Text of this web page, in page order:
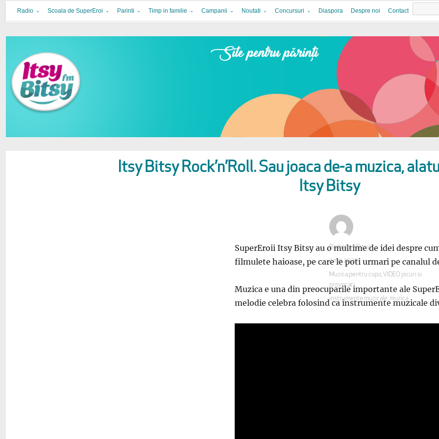
Itsy Bitsy
bucurie in familie
Radio Scoala de SuperEroi Parinti Timp in familie Campanii Noutati Concursuri Diaspora Despre noi Contact
Itsy Bitsy Rock’n’Roll. Sau joaca de-a muzica,
Itsy Bitsy
SuperEroii Itsy Bitsy au o multime de idei despre
filmulete haioase, pe care le poti urmari pe canalul
Muzica e una din preocuparile importante ale
melodie celebra folosind ca instrumente muzicale
Autor
Radio Itsy Bitsy
Publicat
pe
7 mai 2020
Categorii
Muzica pentru copii,VIDEO jocuri si
provocari
Etichete
instrumente muzicale, muzica